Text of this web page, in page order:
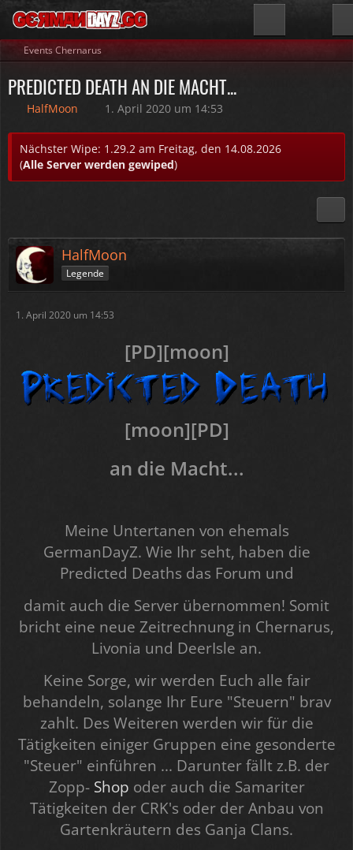
Events Chernarus
PREDICTED DEATH AN DIE MACHT...
HalfMoon 1. April 2020 um 14:53
Nächster Wipe: 1.29.2 am Freitag, den 14.08.2026
(Alle Server werden gewiped)
HalfMoon
Legende
1. April 2020 um 14:53
[PD][moon]
[moon][PD]
an die Macht...
Meine Untertanen von ehemals
GermanDayZ. Wie Ihr seht, haben die
Predicted Deaths das Forum und
damit auch die Server übernommen! Somit
bricht eine neue Zeitrechnung in Chernarus,
Livonia und DeerIsle an.
Keine Sorge, wir werden Euch alle fair
behandeln, solange Ihr Eure "Steuern" brav
zahlt. Des Weiteren werden wir für die
Tätigkeiten einiger Gruppen eine gesonderte
"Steuer" einführen ... Darunter fällt z.B. der
Zopp- Shop oder auch die Samariter
Tätigkeiten der CRK's oder der Anbau von
Gartenkräutern des Ganja Clans.